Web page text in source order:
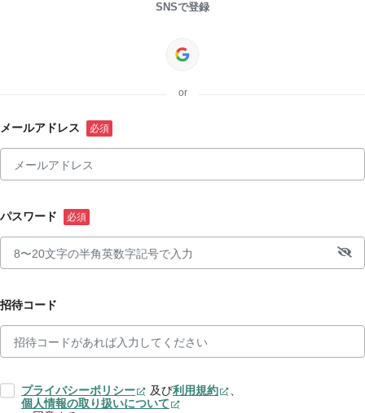
SNSで登録
or
メールアドレス
パスワード
招待コード
プライバシーポリシー 及び利用規約
、
個人情報の取り扱いについて